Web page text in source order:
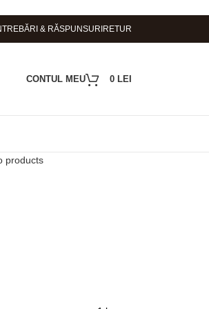
& RĂSPUNSURI RETUR
CONTUL MEU 0 LEI
products